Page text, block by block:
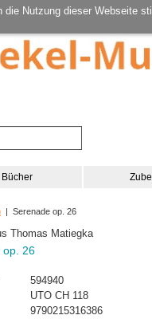
Nutzung dieser Webseite
Bücher
| Serenade op. 26
Thomas Matiegka
op. 26
594940
UTO CH 118
9790215316386